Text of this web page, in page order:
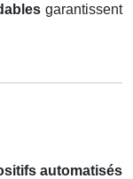
garantissent
automatisés